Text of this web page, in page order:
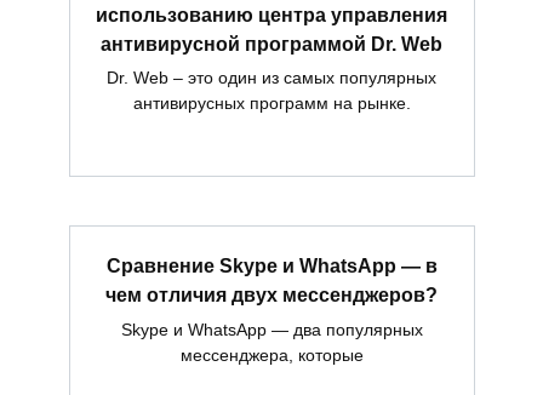
использованию центра управления
антивирусной программой Dr. Web
Dr. Web – это один из самых популярных
антивирусных программ на рынке.
Сравнение Skype и WhatsApp — в
чем отличия двух мессенджеров?
Skype и WhatsApp — два популярных
мессенджера, которые